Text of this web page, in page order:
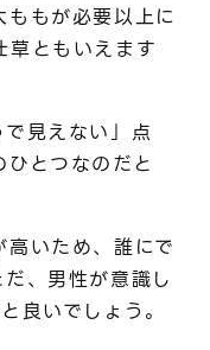
もが必要以上に
草ともいえます
見えない」点
とつなのだと
いため、誰にで
、男性が意識し
良いでしょう。